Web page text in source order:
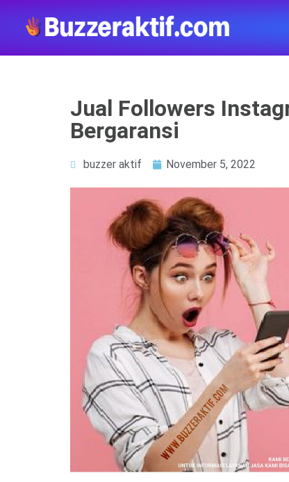
Jual Followers
Bergaransi
buzzer aktif November 5, 2022